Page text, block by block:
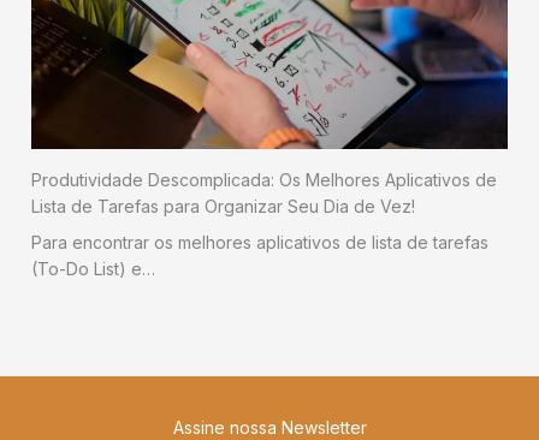
Produtividade Descomplicada: Os Melhores Aplicativos de
Lista de Tarefas para Organizar Seu Dia de Vez!
Para encontrar os melhores aplicativos de lista de tarefas
(To-Do List) e…
Assine nossa Newsletter